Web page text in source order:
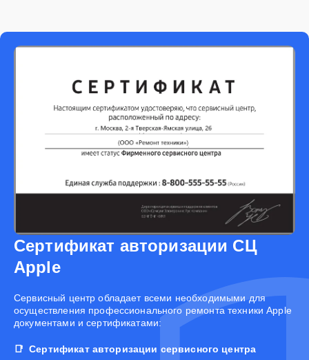
Сертификат авторизации СЦ
Apple
Cервисный центр обладает всеми необходимыми для
осуществления профессионального ремонта техники Apple
документами и сертификатами:
Сертификат авторизации сервисного центра